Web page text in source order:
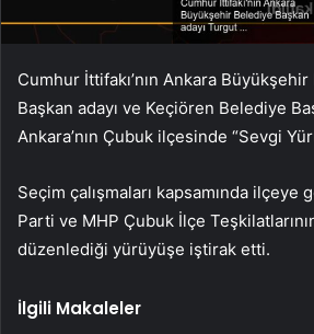
Cumhur İttifakı’nın Ankara
Başkan adayı ve Keçiören Belediye
Ankara’nın Çubuk ilçesinde “Sevgi
Seçim çalışmaları kapsamında ilçeye
Parti ve MHP Çubuk İlçe
düzenlediği yürüyüşe iştirak etti.
İlgili Makaleler